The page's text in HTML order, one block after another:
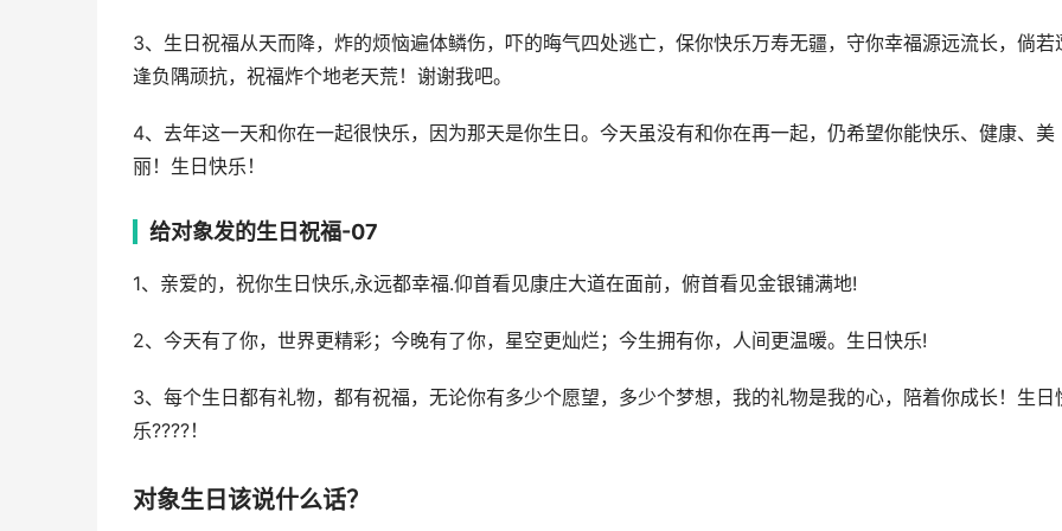
3、生日祝福从天而降，炸的烦恼遍体鳞伤，吓的晦气四处逃亡，保你快乐万寿无疆，守你幸福源远流长，倘若
逢负隅顽抗，祝福炸个地老天荒！谢谢我吧。
4、去年这一天和你在一起很快乐，因为那天是你生日。今天虽没有和你在再一起，仍希望你能快乐、健康、美
丽！生日快乐！
给对象发的生日祝福-07
1、亲爱的，祝你生日快乐,永远都幸福.仰首看见康庄大道在面前，俯首看见金银铺满地!
2、今天有了你，世界更精彩；今晚有了你，星空更灿烂；今生拥有你，人间更温暖。生日快乐!
3、每个生日都有礼物，都有祝福，无论你有多少个愿望，多少个梦想，我的礼物是我的心，陪着你成长！生日
乐????！
对象生日该说什么话？